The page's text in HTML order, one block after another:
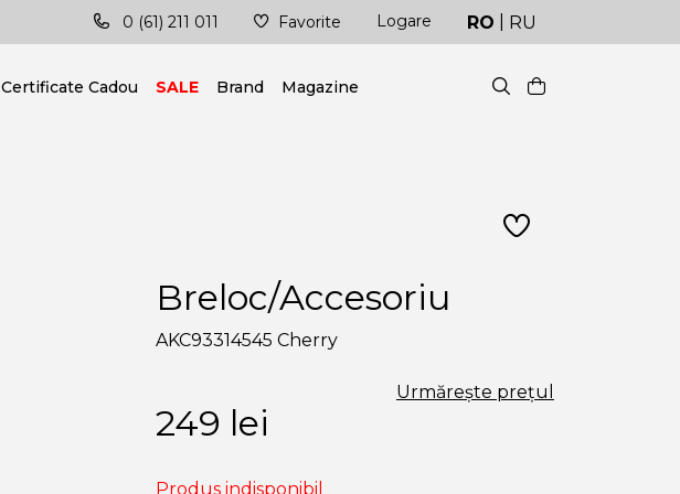
Vei fi mereu în pas cu ultimele tendințe!
0 (61) 211 011 Favorite Logare RO RU
Certificate Cadou SALE Brand Magazine
Breloc/Accesoriu
AKC93314545 Cherry
Urmărește prețul
249 lei
Produs indisponibil